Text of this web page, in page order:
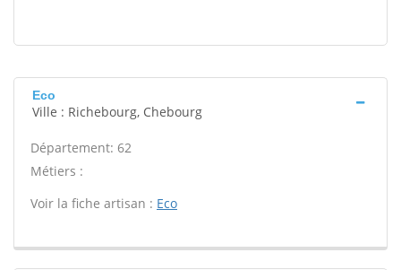
Eco
Ville : Richebourg, Chebourg
Département: 62
Métiers :
Voir la fiche artisan : Eco